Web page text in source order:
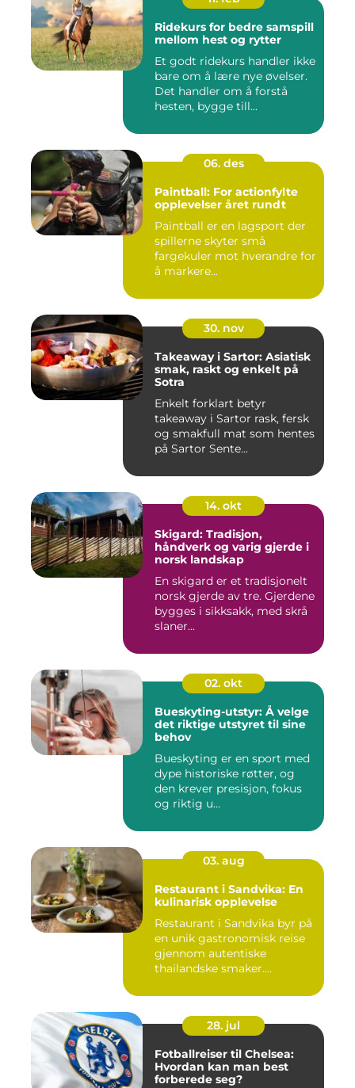
Ridekurs for bedre samspill
mellom hest og rytter
Et godt ridekurs handler ikke
bare om å lære nye øvelser.
Det handler om å forstå
hesten, bygge till...
06. des
Paintball: For actionfylte
opplevelser året rundt
Paintball er en lagsport der
spillerne skyter små
fargekuler mot hverandre for
å markere...
30. nov
Takeaway i Sartor: Asiatisk
smak, raskt og enkelt på
Sotra
Enkelt forklart betyr
takeaway i Sartor rask, fersk
og smakfull mat som hentes
på Sartor Sente...
14. okt
Skigard: Tradisjon,
håndverk og varig gjerde i
norsk landskap
En skigard er et tradisjonelt
norsk gjerde av tre. Gjerdene
bygges i sikksakk, med skrå
slaner...
02. okt
Bueskyting-utstyr: Å velge
det riktige utstyret til sine
behov
Bueskyting er en sport med
dype historiske røtter, og
den krever presisjon, fokus
og riktig u...
03. aug
Restaurant i Sandvika: En
kulinarisk opplevelse
Restaurant i Sandvika byr på
en unik gastronomisk reise
gjennom autentiske
thailandske smaker....
28. jul
Fotballreiser til Chelsea:
Hvordan kan man best
forberede seg?